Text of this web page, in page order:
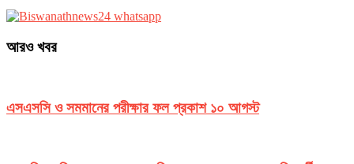
আরও খবর
এসএসসি ও সমমানের পরীক্ষার ফল প্রকাশ ১০ আগস্ট